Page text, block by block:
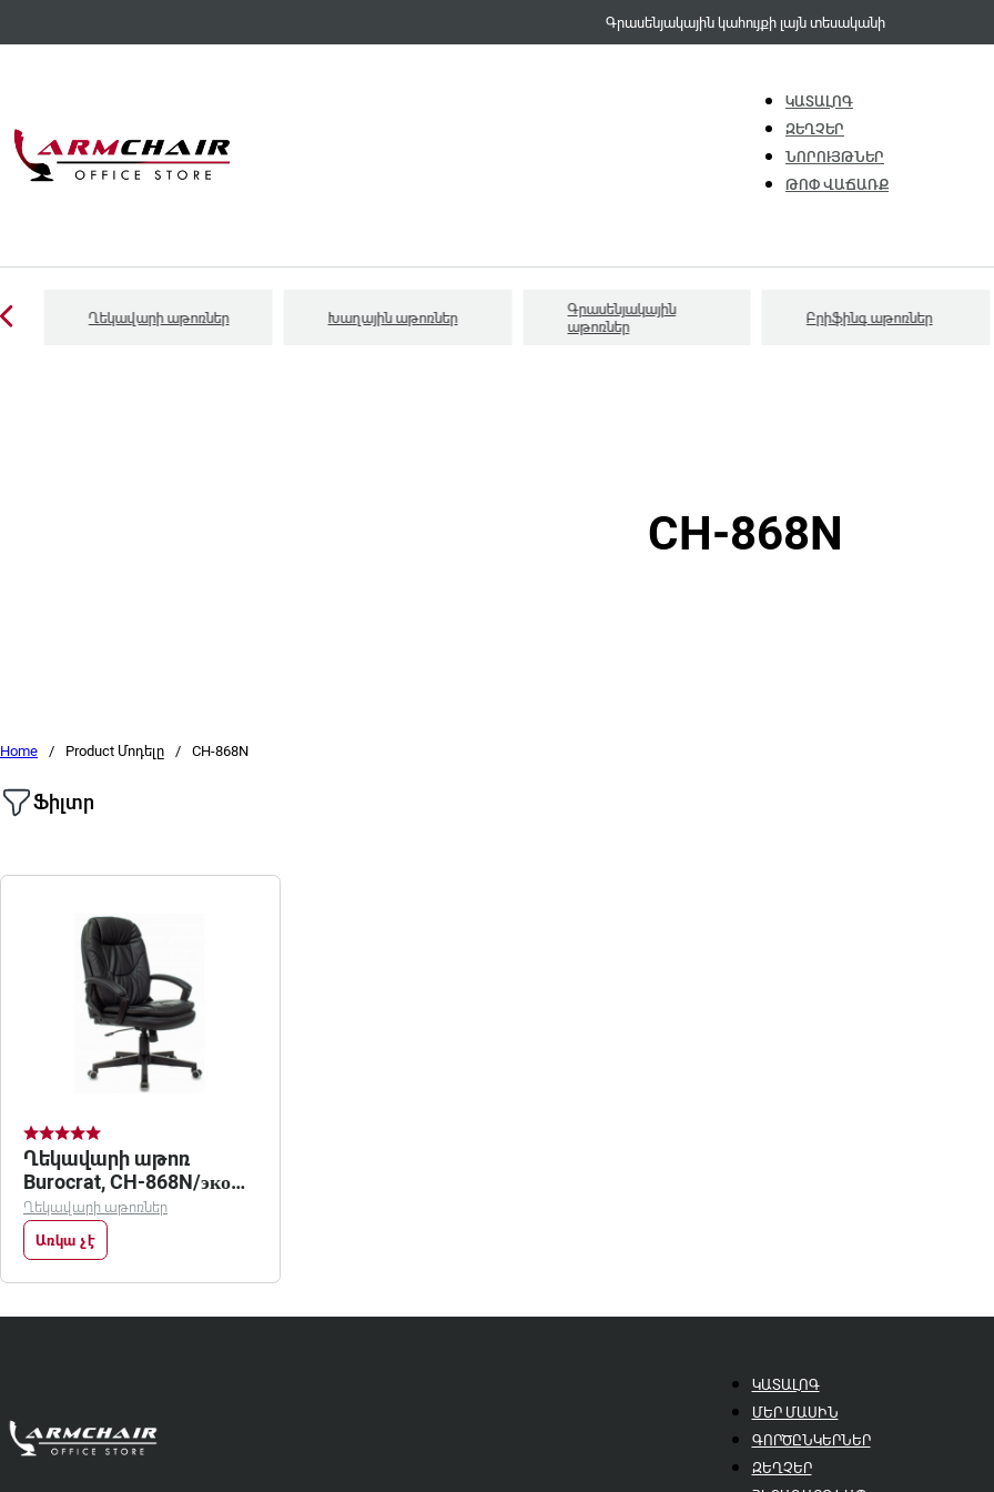
Գրասենյակային կահույքի լայն տեսականի
ԿԱՏԱԼՈԳ
ԶԵՂՉԵՐ
ՆՈՐՈՒՅԹՆԵՐ
ԹՈՓ ՎԱՃԱՌՔ
Ղեկավարի աթոռներ Խաղային աթոռներ
Գրասենյակային
աթոռներ
Բրիֆինգ աթոռներ
CH-868N
Home / Product Մոդելը / CH-868N
Ֆիլտր
Ղեկավարի աթոռ
Burocrat, CH-868N/эко
кожа
Ղեկավարի աթոռներ
Առկա չէ
ԿԱՏԱԼՈԳ
ՄԵՐ ՄԱՍԻՆ
ԳՈՐԾԸՆԿԵՐՆԵՐ
ԶԵՂՉԵՐ